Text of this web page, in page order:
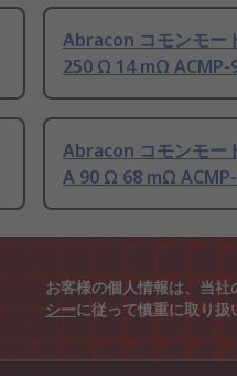
Abracon コモンモー
250 Ω 14 mΩ ACMP-
Abracon コモンモー
A 90 Ω 68 mΩ
お客様の個人情報は、当社
シーに従って慎重に取り扱